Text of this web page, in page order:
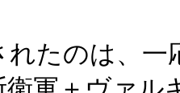
れたのは、